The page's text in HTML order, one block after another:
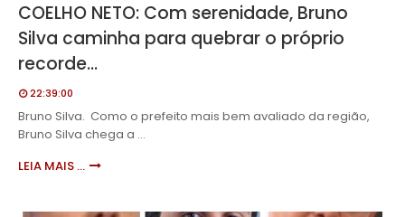
COELHO NETO: Com serenidade, Bruno
Silva caminha para quebrar o próprio
recorde...
22:39:00
Bruno Silva. Como o prefeito mais bem avaliado da região,
Bruno Silva chega a …
LEIA MAIS ...